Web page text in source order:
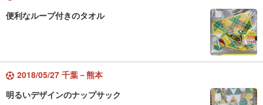
便利なループ付きのタオル
2018/05/27 千葉－熊本
明るいデザインのナップサック